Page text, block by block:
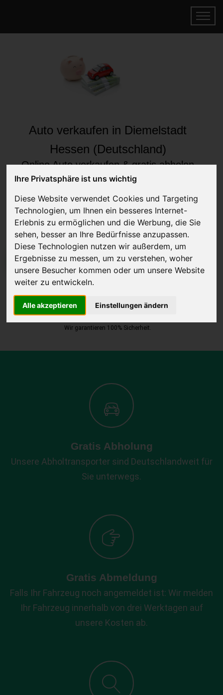
Ihre Privatsphäre ist uns wichtig
Diese Website verwendet Cookies und Targeting
Technologien, um Ihnen ein besseres Internet-
Erlebnis zu ermöglichen und die Werbung, die Sie
sehen, besser an Ihre Bedürfnisse anzupassen.
Diese Technologien nutzen wir außerdem, um
Ergebnisse zu messen, um zu verstehen, woher
unsere Besucher kommen oder um unsere Website
weiter zu entwickeln.
Alle akzeptieren Einstellungen ändern
Auto verkaufen in Diemelstadt
Hessen (Deutschland)
Online Auto verkaufen & gratis abholen
lassen
JETZT KOSTENLOSE BEWERTUNG
Kostenloses Angebotfür den Ankauf Ihres Autos inklusive der
Wir garantieren 100% Sicherheit.
Gratis Abholung
Unsere Abholtransporter sind Deutschlandweit für
Sie unterwegs.
Gratis Abmeldung
Falls Ihr Fahrzeug noch angemeldet ist: Wir melden
Ihr Fahrzeug innerhalb von drei Werktagen auf
unsere Kosten ab.